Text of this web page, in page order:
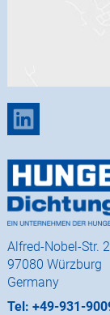
Alfred-Nobel-Str.
97080 Würzburg
Germany
Tel: +49-931-